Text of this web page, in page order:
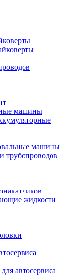
машины
машины
трубопроводов
жидкости
автосервиса